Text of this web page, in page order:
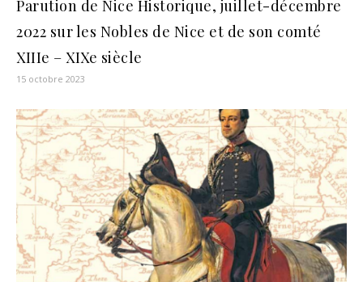
Parution de Nice Historique, juillet-décembre
2022 sur les Nobles de Nice et de son comté
XIIIe – XIXe siècle
15 octobre 2023